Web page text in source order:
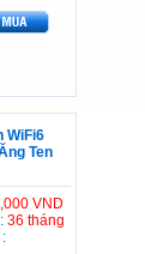
WiFi6
Ten
VND
36 tháng